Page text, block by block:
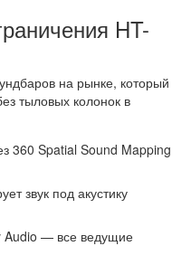
HT-
на рынке, который
тыловых колонок в
360 Spatial Sound Mapping
звук под акустику
Audio — все ведущие